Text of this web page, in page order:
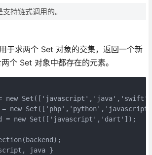
持链式调用的。
于求两个 Set 对象的交集，返回一个新
个 Set 对象中都存在的元素。
= new
= new
= new Set(['javascript','dart']);
java }